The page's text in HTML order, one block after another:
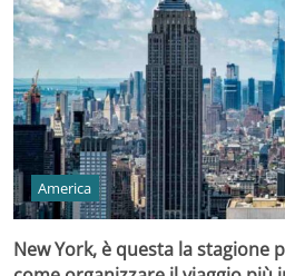
America
New York, è questa la stagione